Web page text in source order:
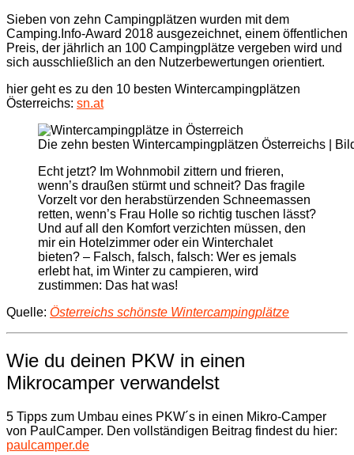
Sieben von zehn Campingplätzen wurden mit dem
Camping.Info-Award 2018 ausgezeichnet, einem öffentlichen
Preis, der jährlich an 100 Campingplätze vergeben wird und
sich ausschließlich an den Nutzerbewertungen orientiert.
hier geht es zu den 10 besten Wintercampingplätzen
Österreichs: sn.at
Die zehn besten Wintercampingplätzen Österreichs |
Echt jetzt? Im Wohnmobil zittern und frieren,
wenn’s draußen stürmt und schneit? Das fragile
Vorzelt vor den herabstürzenden Schneemassen
retten, wenn’s Frau Holle so richtig tuschen lässt?
Und auf all den Komfort verzichten müssen, den
mir ein Hotelzimmer oder ein Winterchalet
bieten? – Falsch, falsch, falsch: Wer es jemals
erlebt hat, im Winter zu campieren, wird
zustimmen: Das hat was!
Quelle: Österreichs schönste Wintercampingplätze
Wie du deinen PKW in einen
Mikrocamper verwandelst
5 Tipps zum Umbau eines PKW´s in einen Mikro-Camper
von PaulCamper. Den vollständigen Beitrag findest du hier:
paulcamper.de